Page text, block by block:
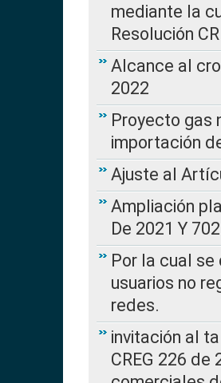
mediante la
Resolución
Alcance al
2022
Proyecto gas
importación
Ajuste al
Ampliación
De 2021 Y
Por la cual
usuarios no
redes.
invitación al
CREG 226